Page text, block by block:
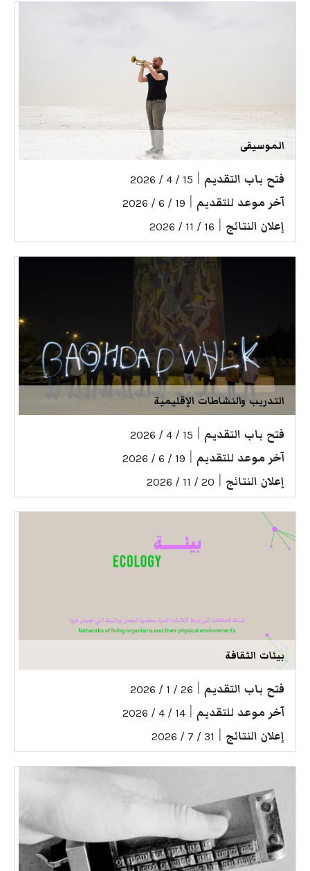
الموسيقى
فتح باب التقديم 15 / 4 / 2026
آخر موعد للتقديم 19 / 6 / 2026
إعلان النتائج 16 / 11 / 2026
التدريب والنشاطات الإقليمية
فتح باب التقديم 15 / 4 / 2026
آخر موعد للتقديم 19 / 6 / 2026
إعلان النتائج 20 / 11 / 2026
بيئات الثقافة
فتح باب التقديم 26 / 1 / 2026
آخر موعد للتقديم 14 / 4 / 2026
إعلان النتائج 31 / 7 / 2026